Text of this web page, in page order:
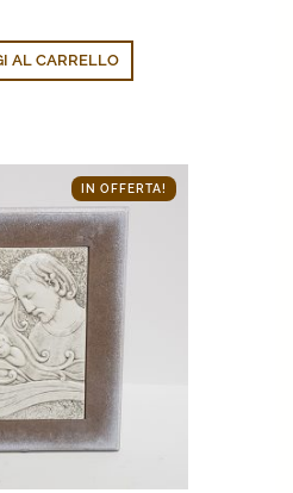
originale
era:
22,00€.
attuale
è:
13,80€.
AL CARRELLO
IN OFFERTA!